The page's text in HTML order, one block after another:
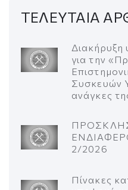
ΤΕΛΕΥΤΑΙΑ
Διακήρυξη
για την
Συσκευών
ανάγκες
2/2026
Πίνακες